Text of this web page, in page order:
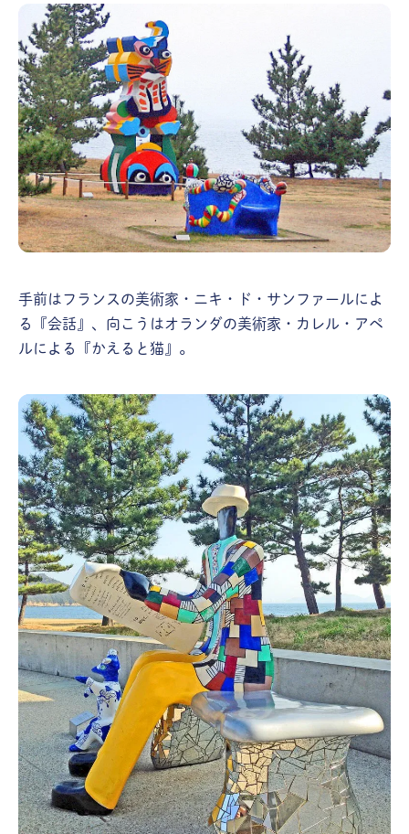
手前はフランスの美術家・ニキ・ド・サンファールによ
る『会話』、向こうはオランダの美術家・カレル・アペ
ルによる『かえると猫』。